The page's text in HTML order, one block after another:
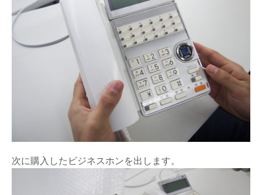
次に購入したビジネスホンを出します。